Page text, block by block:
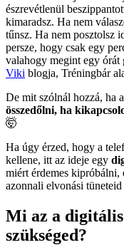
észrevétlenül
kimaradsz. Ha nem
tűnsz. Ha nem posztolsz
persze, hogy csak egy
valahogy megint egy
Viki blogja, Tréningbár
De mit szólnál hozzá, ha
összedőlni, ha
🤯
Ha úgy érzed, hogy a
kellene, itt az ideje egy
miért érdemes
azonnali elvonási
Mi az a
szükséged?